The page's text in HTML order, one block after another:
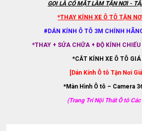
GỌI LÀ CÓ MẶT LÀM TẬN NƠI -
*THAY KÍNH XE Ô TÔ TẬN
#DÁN KÍNH Ô TÔ 3M CHÍNH
*THAY + SỬA CHỮA + ĐỘ KÍNH CHIẾU
*CẮT KÍNH XE Ô TÔ GIÁ
[Dán Kính Ô tô Tận Nơi
*Màn Hình Ô tô – Camera
(Trang Trí Nội Thất Ô tô Các